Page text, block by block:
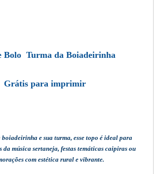
Bolo Turma da Boiadeirinha
Grátis para imprimir
boiadeirinha e sua turma, esse topo é ideal para
da música sertaneja, festas temáticas caipiras ou
com estética rural e vibrante.